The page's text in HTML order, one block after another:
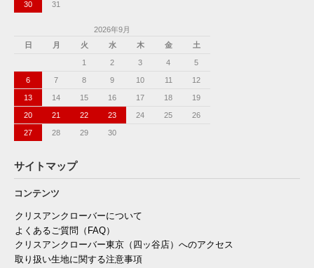
30 31
2026年9月
日
月 火 水 木 金 土
1 2 3 4 5
6 7 8 9 10 11 12
13 14 15 16 17 18 19
20 21 22 23 24 25 26
27 28 29 30
サイトマップ
コンテンツ
クリスアンクローバーについて
よくあるご質問（FAQ）
クリスアンクローバー東京（四ッ谷店）へのアクセス
取り扱い生地に関する注意事項